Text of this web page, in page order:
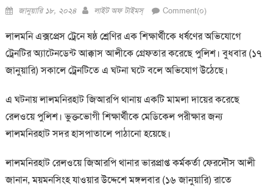
Posted
জানুয়ারি ১৮, ২০২৪ Author
লাইট অফ টাইমস্ Comment(০)
লালমনি এক্সপ্রেস ট্রেনে ষষ্ঠ শ্রেণির এক শিক্ষার্থীকে ধর্ষণের অভিযোগে
ট্রেনটির অ্যাটেনডেন্ট আক্কাস আলীকে গ্রেফতার করেছে পুলিশ। বুধবার (১৭
জানুয়ারি) সকালে ট্রেনটিতে এ ঘটনা ঘটে বলে অভিযোগ উঠেছে।
এ ঘটনায় লালমনিরহাট জিআরপি থানায় একটি মামলা দায়ের করেছে
রেলওয়ে পুলিশ। ভুক্তভোগী শিক্ষার্থীকে মেডিকেল পরীক্ষার জন্য
লালমনিরহাট সদর হাসপাতালে পাঠানো হয়েছে।
লালমনিরহাট রেলওয়ে জিআরপি থানার ভারপ্রাপ্ত কর্মকর্তা ফেরদৌস আলী
জানান, ময়মনসিংহ যাওয়ার উদ্দেশে মঙ্গলবার (১৬ জানুয়ারি) রাতে